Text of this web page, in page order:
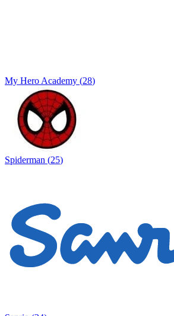
My Hero Academy (28)
Spiderman (25)